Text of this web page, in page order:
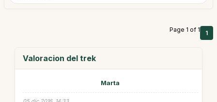
Page 1 of 1 1
Valoracion del trek
Marta